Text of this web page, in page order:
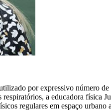
por expressivo número
a educadora física
regulares em espaço urbano